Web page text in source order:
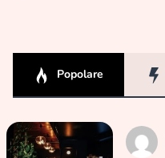
Popolare